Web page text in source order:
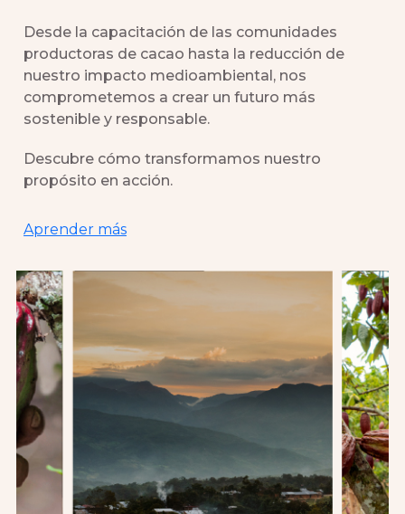
Desde la capacitación de las comunidades
productoras de cacao hasta la reducción de
nuestro impacto medioambiental, nos
comprometemos a crear un futuro más
sostenible y responsable.
Descubre cómo transformamos nuestro
propósito en acción.
Aprender más